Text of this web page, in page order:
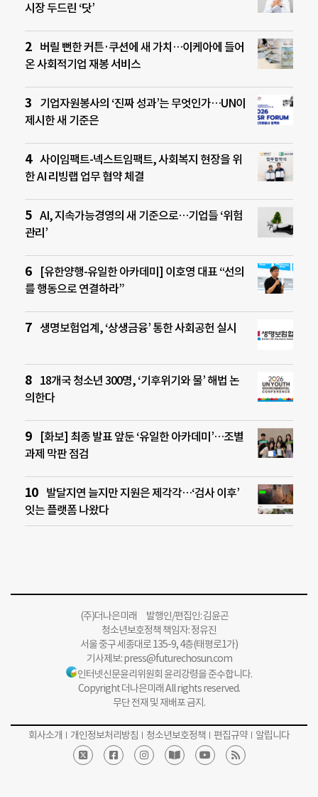
시장 두드린 ‘닷’
버릴 뻔한 커튼·쿠션에 새 가치…이케아에 들어
온 사회적기업 재봉 서비스
기업자원봉사의 ‘진짜 성과’는 무엇인가…UN이
제시한 새 기준은
사이임팩트-넥스트임팩트, 사회복지 현장을 위
한 AI 리빙랩 업무 협약 체결
AI, 지속가능경영의 새 기준으로…기업들 ‘위험
관리’
[유한양행-유일한 아카데미] 이호영 대표 “선의
를 행동으로 연결하라”
생명보험업계, ‘상생금융’ 통한 사회공헌 실시
18개국 청소년 300명, ‘기후위기와 물’ 해법 논
의한다
[화보] 최종 발표 앞둔 ‘유일한 아카데미’…조별
과제 막판 점검
발달지연 늘지만 지원은 제각각…‘검사 이후’
잇는 플랫폼 나왔다
(주)더나은미래 발행인/편집인: 김윤곤
청소년보호정책 책임자: 정유진
서울 중구 세종대로 135-9, 4층(태평로1가)
기사제보:press@futurechosun.com
인터넷신문윤리위원회 윤리강령을 준수합니다.
Copyright 더나은미래 All rights reserved.
무단 전재 및 재배포 금지.
회사소개 개인정보처리방침 청소년보호정책 편집규약 알립니다